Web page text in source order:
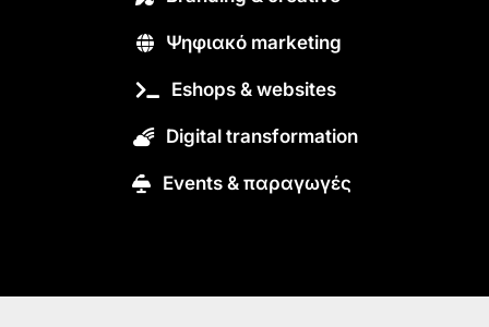
Ψηφιακό marketing
Eshops & websites
Digital transformation
Εvents & παραγωγές